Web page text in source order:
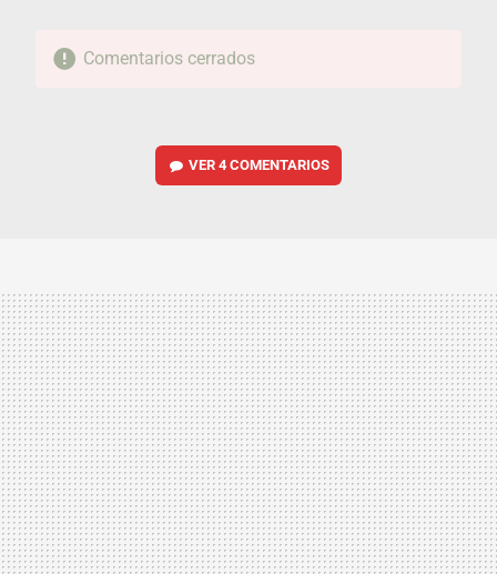
Comentarios cerrados
VER4 COMENTARIOS